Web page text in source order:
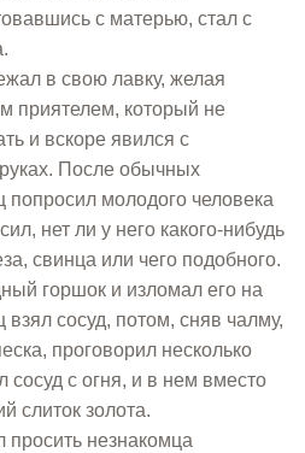
с матерью, стал с
в свою лавку, желая
приятелем, который не
и вскоре явился с
После обычных
попросил молодого человека
нет ли у него какого-нибудь
свинца или чего подобного.
горшок и изломал его на
взял сосуд, потом, сняв чалму,
проговорил несколько
сосуд с огня, и в нем вместо
слиток золота.
незнакомца